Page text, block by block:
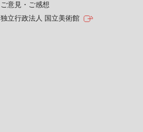
ご意見・ご感想
独立行政法人 国立美術館